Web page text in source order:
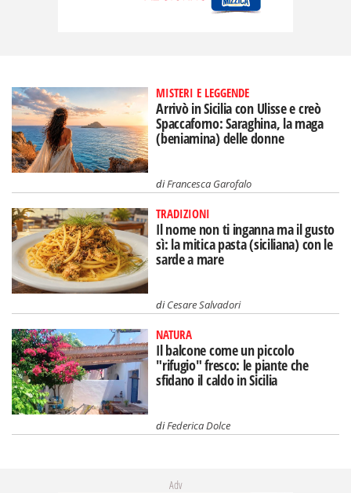
MISTERI E LEGGENDE
Arrivò in Sicilia con Ulisse e creò
Spaccaforno: Saraghina, la maga
(beniamina) delle donne
diFrancesca Garofalo
TRADIZIONI
Il nome non ti inganna ma il gusto
sì: la mitica pasta (siciliana) con le
sarde a mare
diCesare Salvadori
NATURA
Il balcone come un piccolo
"rifugio" fresco: le piante che
sfidano il caldo in Sicilia
diFederica Dolce
Adv